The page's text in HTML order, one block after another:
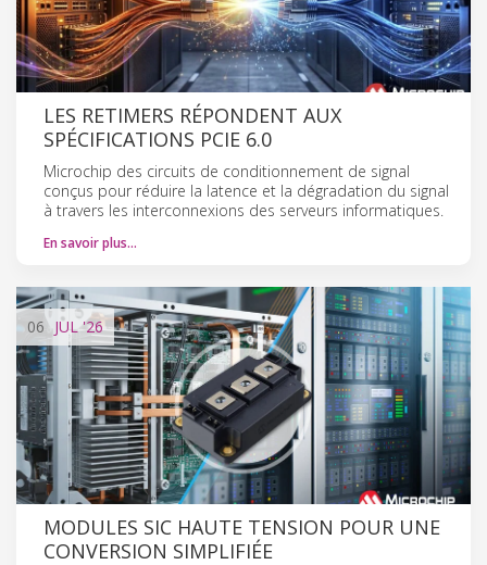
LES RETIMERS RÉPONDENT AUX
SPÉCIFICATIONS PCIE 6.0
Microchip des circuits de conditionnement de signal
conçus pour réduire la latence et la dégradation du signal
à travers les interconnexions des serveurs informatiques.
En savoir plus…
06 JUL'26
MODULES SIC HAUTE TENSION POUR UNE
CONVERSION SIMPLIFIÉE